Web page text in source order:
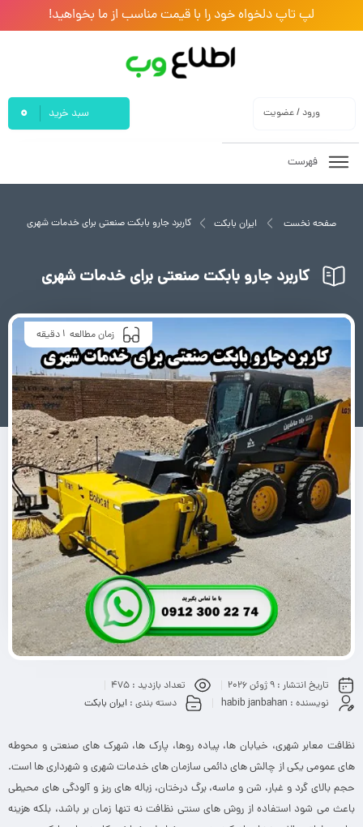
لپ تاپ دلخواه خود را با قیمت مناسب از ما بخواهید!
ورود / عضویت سبد خرید 0
فهرست
صفحه نخست ایران بابکت کاربرد جارو بابکت صنعتی برای خدمات شهری
کاربرد جارو بابکت صنعتی برای خدمات شهری
زمان مطالعه 1 دقیقه
تاریخ انتشار : 9 ژوئن 2026 تعداد بازدید : 475
نویسنده : habib janbahan دسته بندی : ایران بابکت
نظافت معابر شهری، خیابان ها، پیاده روها، پارک ها، شهرک های صنعتی و محوطه
های عمومی یکی از چالش های دائمی سازمان های خدمات شهری و شهرداری ها است.
حجم بالای گرد و غبار، شن و ماسه، برگ درختان، زباله های ریز و آلودگی های محیطی
باعث می شود استفاده از روش های سنتی نظافت نه تنها زمان بر باشد، بلکه هزینه